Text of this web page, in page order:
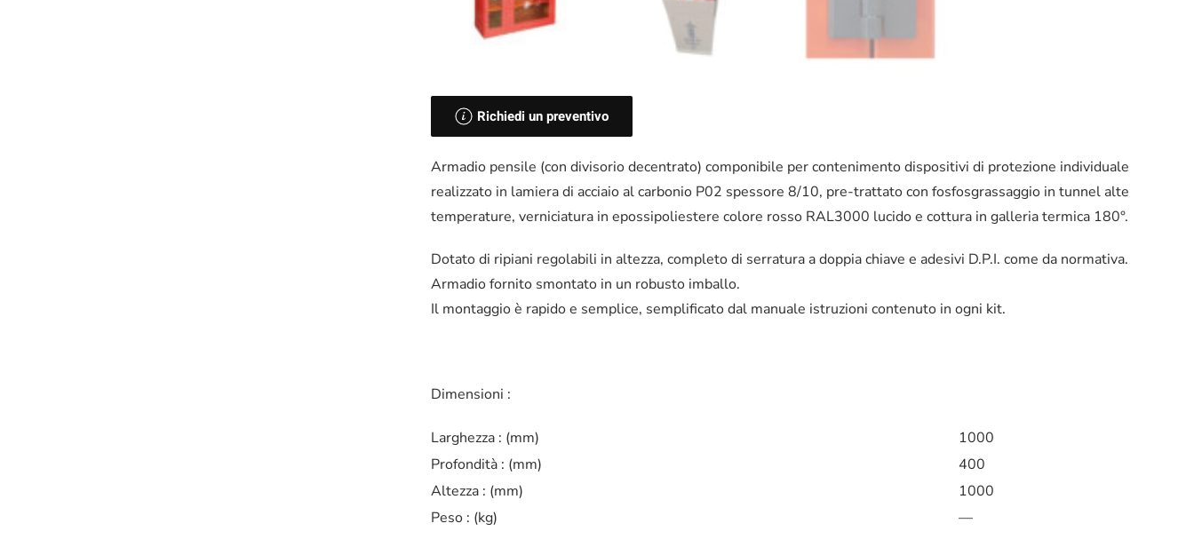
Richiedi un preventivo
Armadio pensile (con divisorio decentrato) componibile per contenimento dispositivi di protezione individuale
realizzato in lamiera di acciaio al carbonio P02 spessore 8/10, pre-trattato con fosfosgrassaggio in tunnel alte
temperature, verniciatura in epossipoliestere colore rosso RAL3000 lucido e cottura in galleria termica 180°.
Dotato di ripiani regolabili in altezza, completo di serratura a doppia chiave e adesivi D.P.I. come da normativa.
Armadio fornito smontato in un robusto imballo.
Il montaggio è rapido e semplice, semplificato dal manuale istruzioni contenuto in ogni kit.
Dimensioni :
Larghezza : (mm)
1000
Profondità : (mm)
400
Altezza : (mm)
1000
Peso : (kg)
—